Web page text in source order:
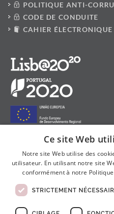
POLITIQUE ANTI-
CODE DE CONDUITE
CAHIER
Suivez-nous sur les
Ce site Web
Notre site Web utilise des
utilisateur. En utilisant notre site
conformément à notre
STRICTEMENT